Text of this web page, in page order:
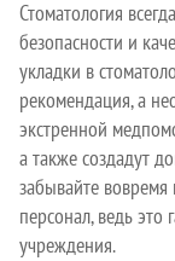
Стоматология
безопасности и
укладки в
рекомендация, а
экстренной
а также создадут
забывайте
персонал, ведь
учреждения.